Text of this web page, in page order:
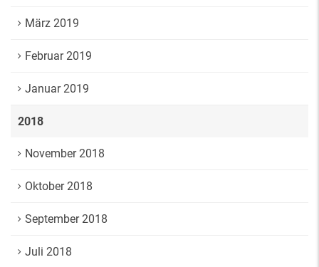
März 2019
Februar 2019
Januar 2019
2018
November 2018
Oktober 2018
September 2018
Juli 2018